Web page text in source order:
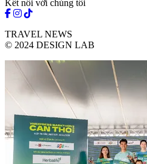
Kết nối với chúng tôi
TRAVEL NEWS
© 2024 DESIGN LAB